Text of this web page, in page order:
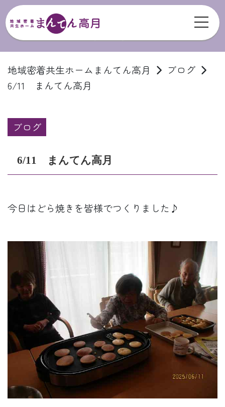
地域密着共生ホームまんてん高月
ブログ
6/11 まんてん高月
ブログ
6/11 まんてん高月
今日はどら焼きを皆様でつくりました♪